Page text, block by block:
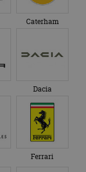
Ineos